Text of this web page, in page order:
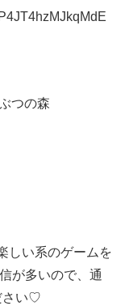
つの森
しい系のゲームを
が多いので、通
さい♡